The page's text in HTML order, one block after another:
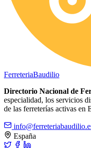
FerreteriaBaudilio
Directorio Nacional de
especialidad, los servicios
de las ferreterías activas en
España